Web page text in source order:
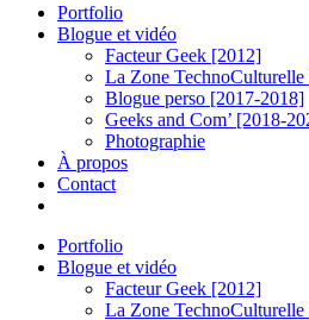
Menu
Portfolio
Blogue et vidéo
Facteur Geek [2012]
La Zone
Blogue perso [2017-2018]
Geeks and Com’ [2018-
Photographie
À propos
Contact
Portfolio
Blogue et vidéo
Facteur Geek [2012]
La Zone